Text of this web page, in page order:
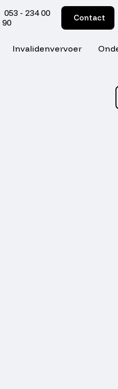
053 - 234 00
90
Contact
Invalidenvervoer